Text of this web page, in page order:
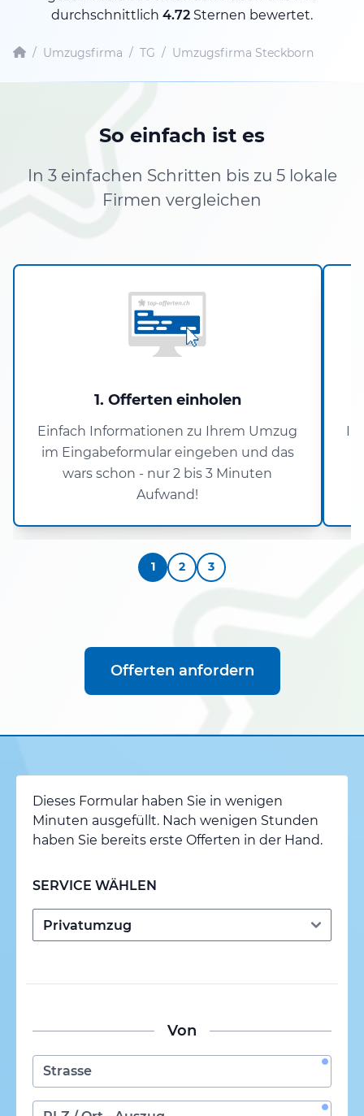
durchschnittlich 4.72 Sternen bewertet.
/ Umzugsfirma / TG / Umzugsfirma Steckborn
So einfach ist es
In 3 einfachen Schritten bis zu 5 lokale
Firmen vergleichen
1. Offerten einholen
Einfach Informationen zu Ihrem Umzug
im Eingabeformular eingeben und das
wars schon - nur 2 bis 3 Minuten
Aufwand!
1 2 3
Offerten anfordern
Dieses Formular haben Sie in wenigen
Minuten ausgefüllt. Nach wenigen Stunden
haben Sie bereits erste Offerten in der Hand.
SERVICE WÄHLEN
Von